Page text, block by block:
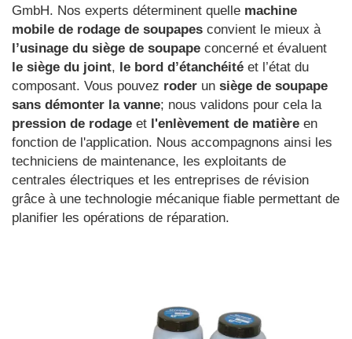
GmbH. Nos experts déterminent quelle machine
mobile de rodage de soupapes convient le mieux à
l’usinage du siège de soupape concerné et évaluent
le siège du joint, le bord d’étanchéité et l’état du
composant. Vous pouvez roder un siège de soupape
sans démonter la vanne; nous validons pour cela la
pression de rodage et l'enlèvement de matière en
fonction de l'application. Nous accompagnons ainsi les
techniciens de maintenance, les exploitants de
centrales électriques et les entreprises de révision
grâce à une technologie mécanique fiable permettant de
planifier les opérations de réparation.